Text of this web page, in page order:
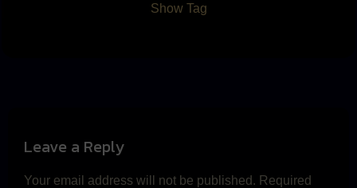
Show Tag
Leave a Reply
Your email address will not be published. Required